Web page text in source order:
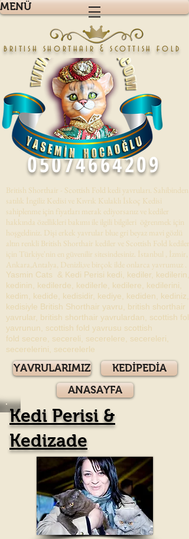
MENÜ
british shorthair & scottish fold
05074664209
British Shorthair - Scottish Fold kedi yavruları. Sahibinden
satılık İngiliz Kedisi ve Kıvrık Kulaklı İskoç Kedisi
sahiplenme için fiyatları merak ediyorsanız ve kediler
hakkında özellikleri bakımı ile ilgili bilgileri öğrenmek için
hoşgeldiniz. Dişi erkek yavrular blue gri beyaz mavi gözlü
altın renkli British Shorthair kediler ve Scottish Fold kedileri
için Türkiye'nin en güvenilir sitesindesiniz. İstanbul , İzmir,
Ankara,Antalya, Denizli,ve birçok ilde onlarca yavrumuz .
Yasmin Cats & Kedi Perisi kedi, kediler, kedilerin,
kedinin, kedilerde, kedilerle, kedilere, kedilerini,
kedim, kedide, kedisidir, kediye, kediden, kediniz,
kedisiyle British Shorthair yavru, british shorthair
yavrular, british shorthair yavrulardan, scottish fold
yavrunun, scottish fold yavrusu scottish
fold secere, secereli, secerelere, secereleri,
secerelerini, secerelerle
YAVRULARIMIZ
KEDİPEDİA
ANASAYFA
Kedi Perisi &
Kedizade